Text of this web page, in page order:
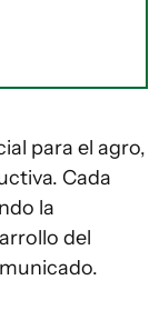
para el agro,
Cada
la
del